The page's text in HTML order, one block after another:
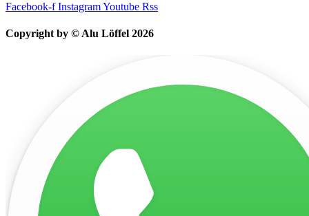
Facebook-f InstagramYoutube Rss
Copyright by © Alu Löffel 2026